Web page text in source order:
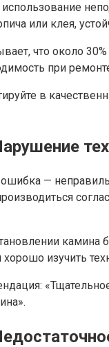
или клея,
что около
при
в
—
камина
хорошо изучить